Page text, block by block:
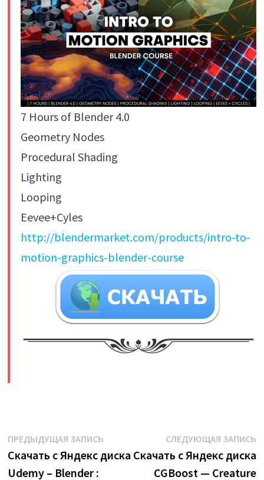
7 Hours of Blender 4.0
Geometry Nodes
Procedural Shading
Lighting
Looping
Eevee+Cyles
http://blendermarket.com/products/intro-to-
motion-graphics-blender-course
Навигация
по
ПРЕДЫДУЩАЯ ЗАПИСЬПредыдущая
запись:
Скачать с Яндекс диска
Udemy – Blender :
СЛЕДУЮЩАЯ ЗАПИСЬ
Скачать с Яндекс диска
CGBoost — Creature